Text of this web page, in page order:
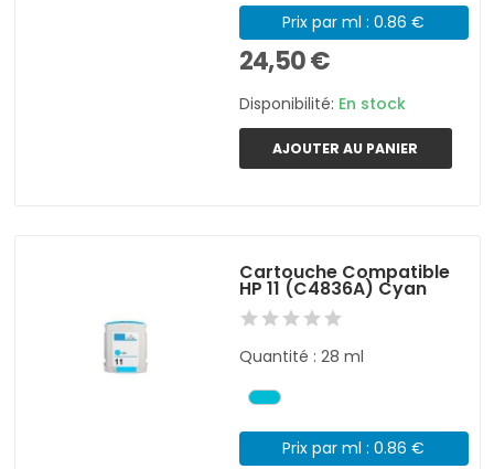
Prix par ml : 0.86 €
24,50 €
Disponibilité: En stock
AJOUTER AU PANIER
Cartouche Compatible
HP 11 (C4836A) Cyan
Quantité : 28 ml
Prix par ml : 0.86 €